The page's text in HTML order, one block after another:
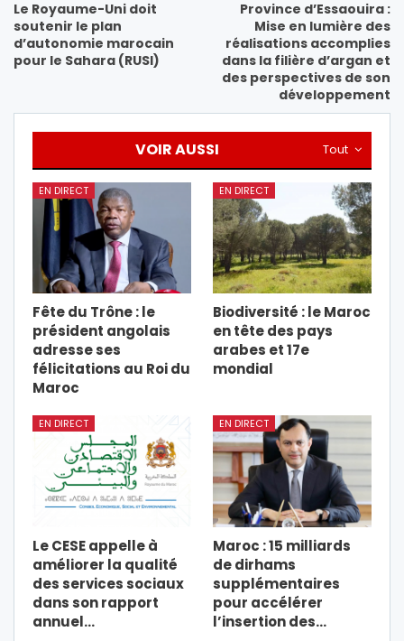
Le Royaume-Uni doit
soutenir le plan
d’autonomie marocain
pour le Sahara (RUSI)
Province d’Essaouira :
Mise en lumière des
réalisations accomplies
dans la filière d’argan et
des perspectives de son
développement
Tout
VOIR AUSSI
EN DIRECT
Fête du Trône : le
président angolais
adresse ses
félicitations au Roi du
Maroc
EN DIRECT
Biodiversité : le Maroc
en tête des pays
arabes et 17e
mondial
EN DIRECT
Le CESE appelle à
améliorer la qualité
des services sociaux
dans son rapport
annuel…
EN DIRECT
Maroc : 15 milliards
de dirhams
supplémentaires
pour accélérer
l’insertion des…